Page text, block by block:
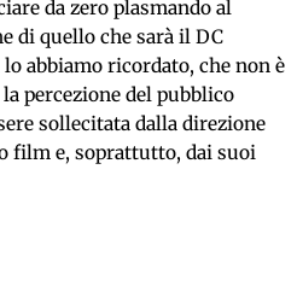
da zero plasmando al
di quello che sarà il DC
abbiamo ricordato, che non è
percezione del pubblico
sollecitata dalla direzione
film e, soprattutto, dai suoi